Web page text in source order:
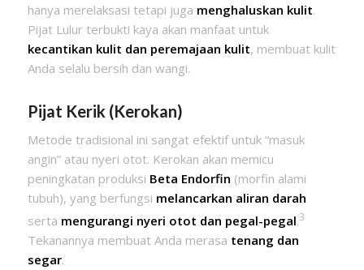
hanya merelaksasi tetapi juga menghaluskan kulit.
Pijat Lulur terbukti kaya akan manfaat untuk
kecantikan kulit dan peremajaan kulit, membuat kulit
Anda selalu bersih dan wangi.
Pijat Kerik (Kerokan)
Metode tradisional ini sangat efektif untuk “masuk
angin” atau nyeri otot. Kerokan akan memicu
peningkatan produksi Beta Endorfin (morfin alami
tubuh), yang berfungsi melancarkan aliran darah
serta mengurangi nyeri otot dan pegal-pegal.3
Tekanannya membuat Anda merasa tenang dan
segar.